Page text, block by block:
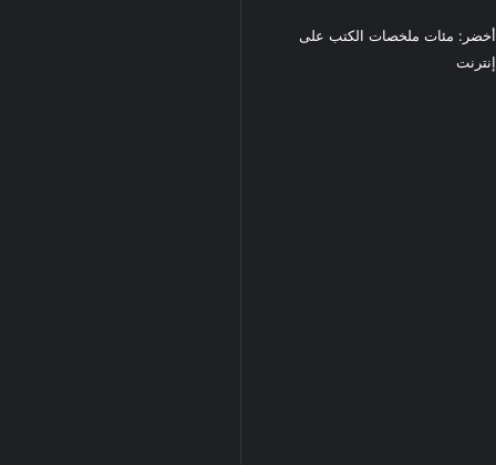
مئات ملخصات الكتب على